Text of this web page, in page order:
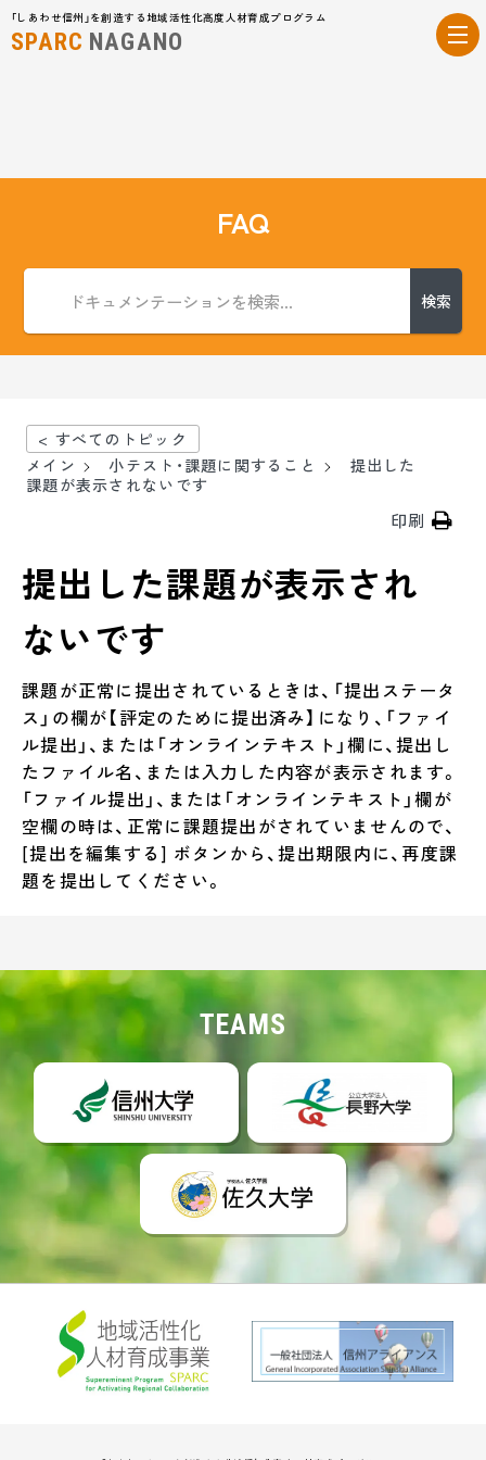
「しあわせ信州」を創造する地域活性化高度人材育成プログラム
SPARC NAGANO
FAQ
検索
< すべてのトピック
メイン
小テスト・課題に関すること
提出した
課題が表示されないです
印刷
提出した課題が表示され
ないです
課題が正常に提出されているときは、「提出ステータ
ス」の欄が【評定のために提出済み】になり、「ファイ
ル提出」、または「オンラインテキスト」欄に、提出し
たファイル名、または入力した内容が表示されます。
「ファイル提出」、または「オンラインテキスト」欄が
空欄の時は、正常に課題提出がされていませんので、
[提出を編集する] ボタンから、提出期限内に、再度課
題を提出してください。
TEAMS